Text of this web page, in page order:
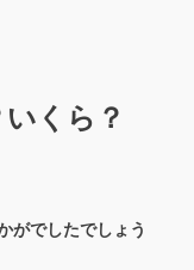
くら？
がでしたでしょう